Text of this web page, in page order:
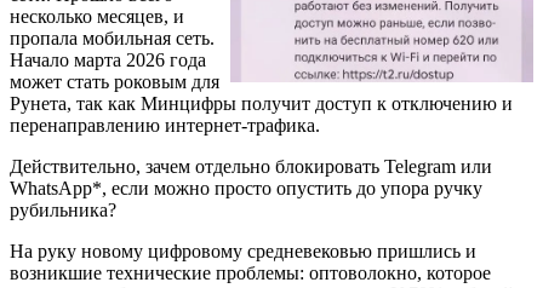
несколько месяцев, и
пропала мобильная сеть.
Начало марта 2026 года
может стать роковым для
Рунета, так как Минцифры получит доступ к отключению и
перенаправлению интернет-трафика.
Действительно, зачем отдельно блокировать Telegram или
WhatsApp*, если можно просто опустить до упора ручку
рубильника?
На руку новому цифровому средневековью пришлись и
возникшие технические проблемы: оптоволокно, которое